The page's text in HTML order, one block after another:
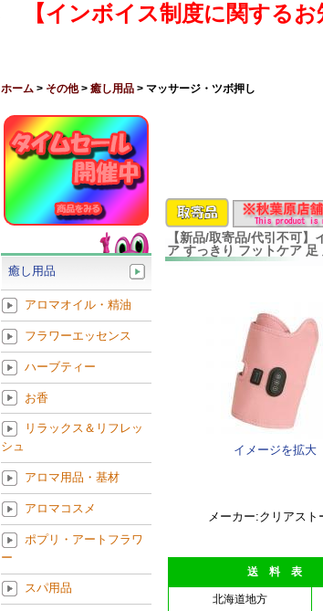
【インボイス制度に関するお
ホーム > その他> 癒し用品 > マッサージ・ツボ押し
【新品/取寄品/代引不可
ア すっきり フットケア
イメージを拡大
メーカー:クリアスト
送 料 表
北海道地方
癒し用品
アロマオイル・精油
フラワーエッセンス
ハーブティー
お香
リラックス＆リフレッ
シュ
アロマ用品・基材
アロマコスメ
ポプリ・アートフラワ
ー
スパ用品